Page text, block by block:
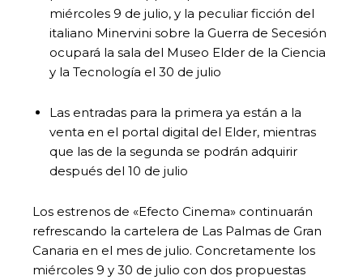
miércoles 9 de julio, y la peculiar ficción del
italiano Minervini sobre la Guerra de Secesión
ocupará la sala del Museo Elder de la Ciencia
y la Tecnología el 30 de julio
Las entradas para la primera ya están a la
venta en el portal digital del Elder, mientras
que las de la segunda se podrán adquirir
después del 10 de julio
Los estrenos de «Efecto Cinema» continuarán
refrescando la cartelera de Las Palmas de Gran
Canaria en el mes de julio. Concretamente los
miércoles 9 y 30 de julio con dos propuestas